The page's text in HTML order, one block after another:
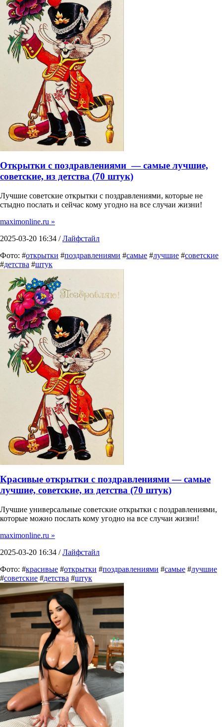
Открытки с поздравлениями — самые лучшие,
советские, из детства (70 штук)
Лучшие советские открытки с поздравлениями, которые не
стыдно послать и сейчас кому угодно на все случаи жизни!
maximonline.ru »
2025-03-20 16:34 /Лайфстайл
Фото: #открытки #поздравлениями #самые #лучшие #советские
#детства #штук
Красивые открытки с поздравлениями — самые
лучшие, советские, из детства (70 штук)
Лучшие универсальные советские открытки с поздравлениями,
которые можно послать кому угодно на все случаи жизни!
maximonline.ru »
2025-03-20 16:34 /Лайфстайл
Фото: #красивые #открытки #поздравлениями #самые #лучшие
#советские #детства #штук